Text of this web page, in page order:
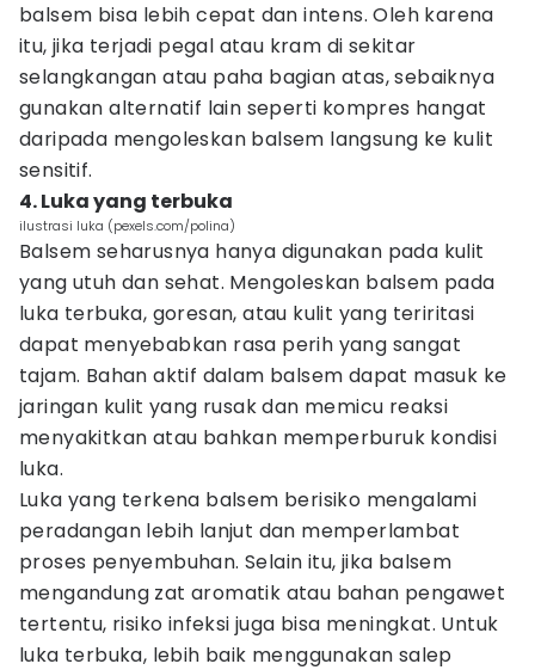
balsem bisa lebih cepat dan intens. Oleh karena
itu, jika terjadi pegal atau kram di sekitar
selangkangan atau paha bagian atas, sebaiknya
gunakan alternatif lain seperti kompres hangat
daripada mengoleskan balsem langsung ke kulit
sensitif.
4. Luka yang terbuka
ilustrasi luka (pexels.com/polina)
Balsem seharusnya hanya digunakan pada kulit
yang utuh dan sehat. Mengoleskan balsem pada
luka terbuka, goresan, atau kulit yang teriritasi
dapat menyebabkan rasa perih yang sangat
tajam. Bahan aktif dalam balsem dapat masuk ke
jaringan kulit yang rusak dan memicu reaksi
menyakitkan atau bahkan memperburuk kondisi
luka.
Luka yang terkena balsem berisiko mengalami
peradangan lebih lanjut dan memperlambat
proses penyembuhan. Selain itu, jika balsem
mengandung zat aromatik atau bahan pengawet
tertentu, risiko infeksi juga bisa meningkat. Untuk
luka terbuka, lebih baik menggunakan salep